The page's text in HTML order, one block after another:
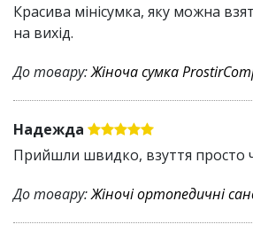
Красива мінісумка, яку можна
на вихід.
До товару:Жіноча сумка
Надежда
Прийшли швидко, взуття просто
До товару:Жіночі ортопедичні